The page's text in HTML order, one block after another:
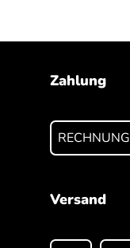
Zahlung
RECHNUNG
Versand